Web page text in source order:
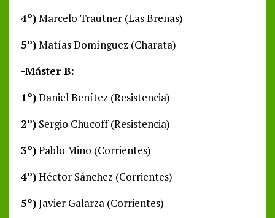
4º)Marcelo Trautner (Las Breñas)
5º)Matías Domínguez (Charata)
-Máster B:
1º)Daniel Benítez (Resistencia)
2º)Sergio Chucoff (Resistencia)
3º)Pablo Miño (Corrientes)
4º)Héctor Sánchez (Corrientes)
5º)Javier Galarza (Corrientes)